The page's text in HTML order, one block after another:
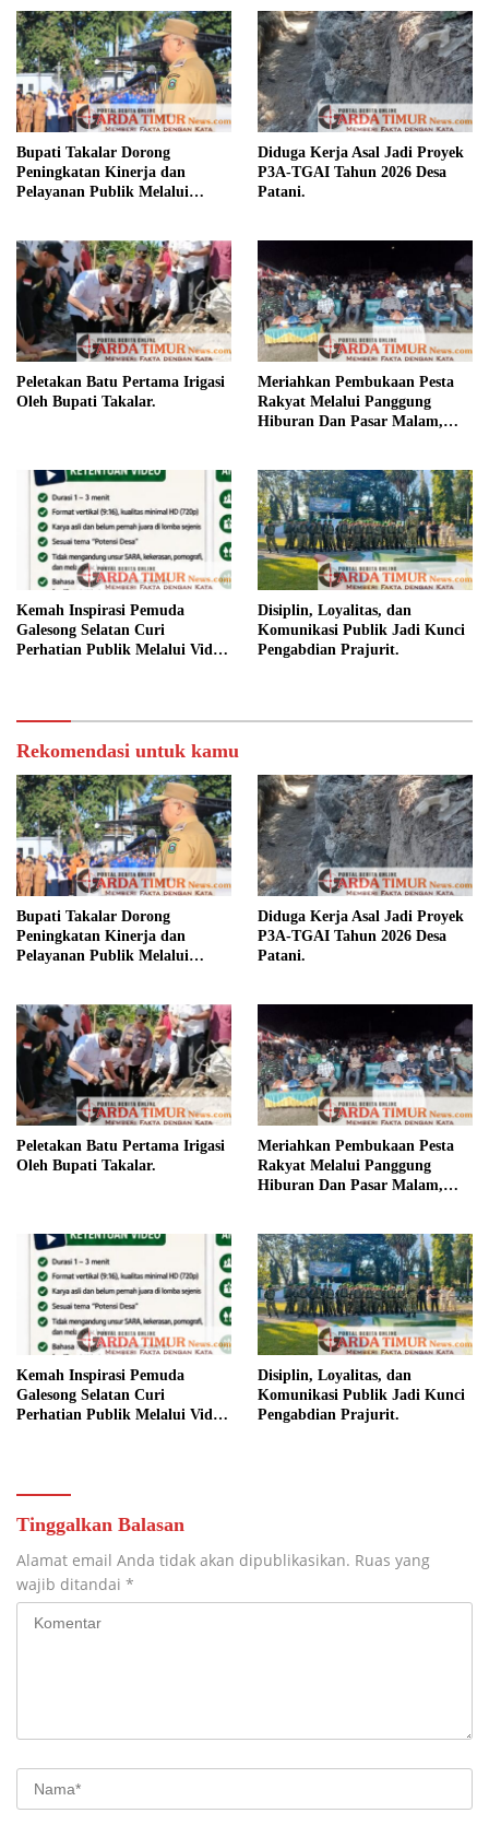
Bupati Takalar Dorong
Peningkatan Kinerja dan
Pelayanan Publik Melalui
Diduga Kerja Asal Jadi Proyek
P3A-TGAI Tahun 2026 Desa
Patani.
Peletakan Batu Pertama Irigasi
Oleh Bupati Takalar.
Meriahkan Pembukaan Pesta
Rakyat Melalui Panggung
Hiburan Dan Pasar Malam,
Kemah Inspirasi Pemuda
Galesong Selatan Curi
Perhatian Publik Melalui Video
Disiplin, Loyalitas, dan
Komunikasi Publik Jadi Kunci
Pengabdian Prajurit.
Rekomendasi untuk kamu
Bupati Takalar Dorong
Peningkatan Kinerja dan
Pelayanan Publik Melalui
Diduga Kerja Asal Jadi Proyek
P3A-TGAI Tahun 2026 Desa
Patani.
Peletakan Batu Pertama Irigasi
Oleh Bupati Takalar.
Meriahkan Pembukaan Pesta
Rakyat Melalui Panggung
Hiburan Dan Pasar Malam,
Kemah Inspirasi Pemuda
Galesong Selatan Curi
Perhatian Publik Melalui Video
Disiplin, Loyalitas, dan
Komunikasi Publik Jadi Kunci
Pengabdian Prajurit.
Tinggalkan Balasan
Alamat email Anda tidak akan dipublikasikan. Ruas yang
wajib ditandai *